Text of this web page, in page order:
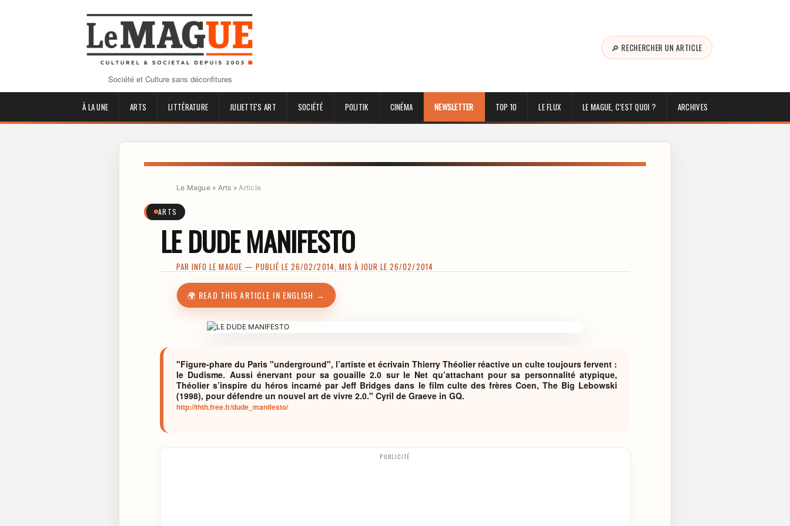
Société et Culture sans déconfitures
🔎 RECHERCHER UN ARTICLE
À LA UNE ARTS LITTÉRATURE JULIETTE'S ART SOCIÉTÉ POLITIK CINÉMA NEWSLETTER TOP 10 LE FLUX LE MAGUE, C’EST QUOI ? ARCHIVES
Le Mague» Arts » Article
ARTS
LE DUDE MANIFESTO
PARINFO LE MAGUE — PUBLIÉ LE 26/02/2014, MIS À JOUR LE 26/02/2014
🌍 READ THIS ARTICLE IN ENGLISH →
"Figure-phare du Paris "underground", l’artiste et écrivain Thierry Théolier réactive un culte toujours fervent :
le Dudisme. Aussi énervant pour sa gouaille 2.0 sur le Net qu’attachant pour sa personnalité atypique,
Théolier s’inspire du héros incarné par Jeff Bridges dans le film culte des frères Coen, The Big Lebowski
(1998), pour défendre un nouvel art de vivre 2.0." Cyril de Graeve in GQ.
http://thth.free.fr/dude_manifesto/
PUBLICITÉ